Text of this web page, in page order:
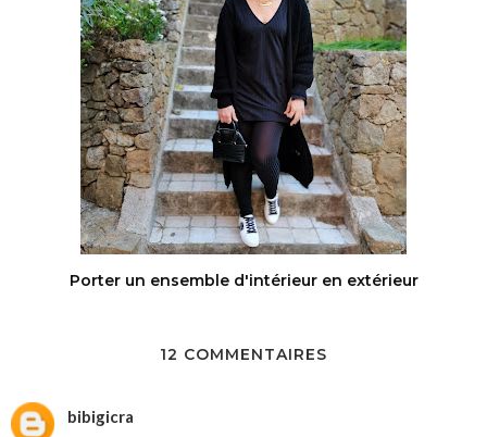
Porter un ensemble d'intérieur en extérieur
12 COMMENTAIRES
bibigicra